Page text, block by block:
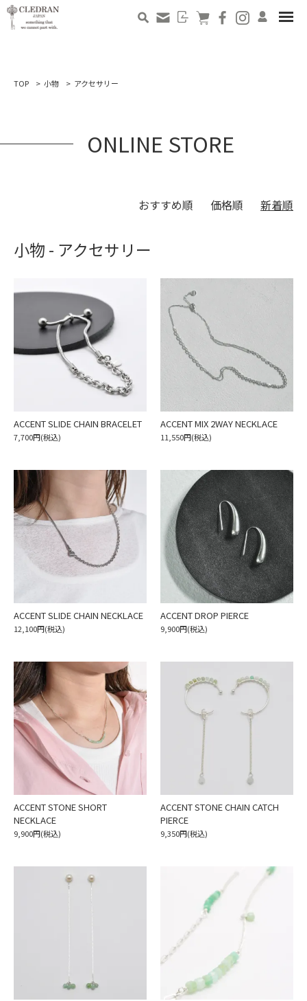
TOP 小物 アクセサリー
ONLINE STORE
おすすめ順 価格順 新着順
小物 - アクセサリー
ACCENT SLIDE CHAIN BRACELET
7,700円(税込)
ACCENT MIX 2WAY NECKLACE
11,550円(税込)
ACCENT SLIDE CHAIN NECKLACE
12,100円(税込)
ACCENT DROP PIERCE
9,900円(税込)
ACCENT STONE SHORT
NECKLACE
9,900円(税込)
ACCENT STONE CHAIN CATCH
PIERCE
9,350円(税込)